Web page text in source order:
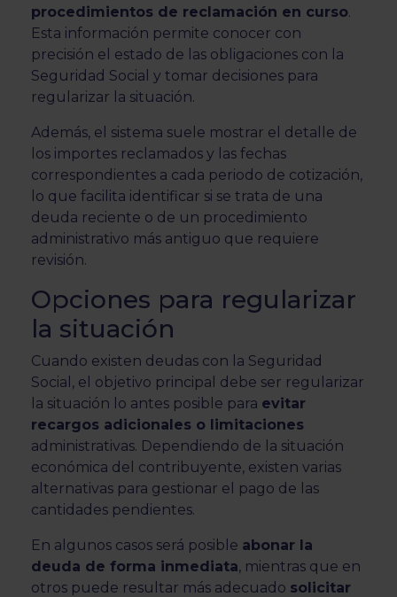
procedimientos de reclamación en curso.
Esta información permite conocer con
precisión el estado de las obligaciones con la
Seguridad Social y tomar decisiones para
regularizar la situación.
Además, el sistema suele mostrar el detalle de
los importes reclamados y las fechas
correspondientes a cada periodo de cotización,
lo que facilita identificar si se trata de una
deuda reciente o de un procedimiento
administrativo más antiguo que requiere
revisión.
Opciones para regularizar
la situación
Cuando existen deudas con la Seguridad
Social, el objetivo principal debe ser regularizar
la situación lo antes posible para evitar
recargos adicionales o limitaciones
administrativas. Dependiendo de la situación
económica del contribuyente, existen varias
alternativas para gestionar el pago de las
cantidades pendientes.
En algunos casos será posible abonar la
deuda de forma inmediata, mientras que en
otros puede resultar más adecuado solicitar